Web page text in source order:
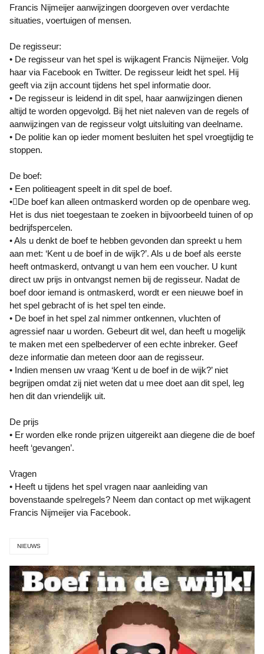
Francis Nijmeijer aanwijzingen doorgeven over verdachte
situaties, voertuigen of mensen.
De regisseur:
• De regisseur van het spel is wijkagent Francis Nijmeijer. Volg
haar via Facebook en Twitter. De regisseur leidt het spel. Hij
geeft via zijn account tijdens het spel informatie door.
• De regisseur is leidend in dit spel, haar aanwijzingen dienen
altijd te worden opgevolgd. Bij het niet naleven van de regels of
aanwijzingen van de regisseur volgt uitsluiting van deelname.
• De politie kan op ieder moment besluiten het spel vroegtijdig te
stoppen.
De boef:
• Een politieagent speelt in dit spel de boef.
•De boef kan alleen ontmaskerd worden op de openbare weg.
Het is dus niet toegestaan te zoeken in bijvoorbeeld tuinen of op
bedrijfspercelen.
• Als u denkt de boef te hebben gevonden dan spreekt u hem
aan met: ‘Kent u de boef in de wijk?’. Als u de boef als eerste
heeft ontmaskerd, ontvangt u van hem een voucher. U kunt
direct uw prijs in ontvangst nemen bij de regisseur. Nadat de
boef door iemand is ontmaskerd, wordt er een nieuwe boef in
het spel gebracht of is het spel ten einde.
• De boef in het spel zal nimmer ontkennen, vluchten of
agressief naar u worden. Gebeurt dit wel, dan heeft u mogelijk
te maken met een spelbederver of een echte inbreker. Geef
deze informatie dan meteen door aan de regisseur.
• Indien mensen uw vraag ‘Kent u de boef in de wijk?’ niet
begrijpen omdat zij niet weten dat u mee doet aan dit spel, leg
hen dit dan vriendelijk uit.
De prijs
• Er worden elke ronde prijzen uitgereikt aan diegene die de boef
heeft ‘gevangen’.
Vragen
• Heeft u tijdens het spel vragen naar aanleiding van
bovenstaande spelregels? Neem dan contact op met wijkagent
Francis Nijmeijer via Facebook.
NIEUWS